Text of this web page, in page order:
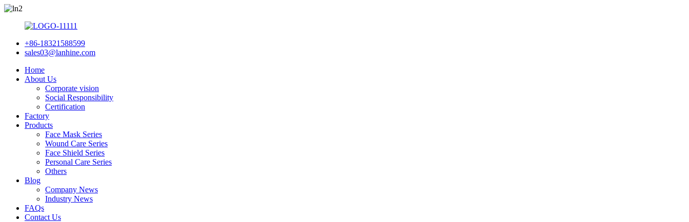
+86-18321588599
sales03@lanhine.com
Home
About Us
Corporate vision
Social Responsibility
Certification
Factory
Products
Face Mask Series
Wound Care Series
Face Shield Series
Personal Care Series
Others
Blog
Company News
Industry News
FAQs
Contact Us